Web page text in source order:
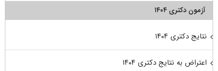
آزمون دکتری ۱۴۰۴
نتایج دکتری ۱۴۰۴
اعتراض به نتایج دکتری ۱۴۰۴